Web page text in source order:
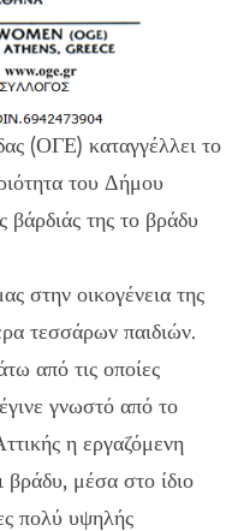
(ΟΓΕ) καταγγέλλει το
του Δήμου
βάρδιάς της το βράδυ
στην οικογένεια της
τεσσάρων παιδιών.
από τις οποίες
γνωστό από το
η εργαζόμενη
βράδυ, μέσα στο ίδιο
πολύ υψηλής